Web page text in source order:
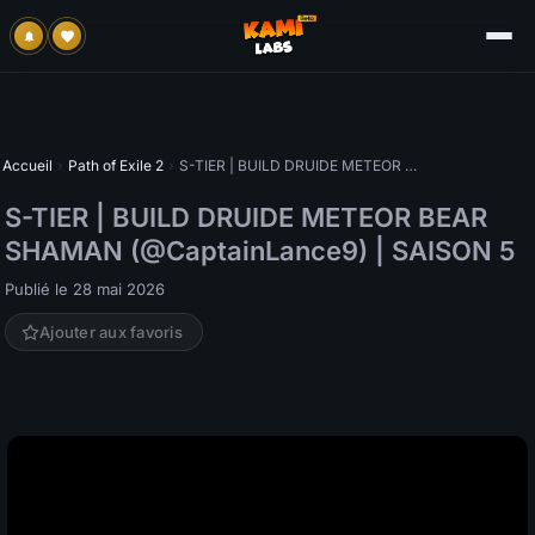
Accueil › Path of Exile 2 › S-TIER | BUILD DRUIDE METEOR BEAR SHAMAN (@CaptainLance9) | SAISON 5
S-TIER | BUILD DRUIDE METEOR BEAR
SHAMAN (@CaptainLance9) | SAISON 5
Publié le 28 mai 2026
Ajouter aux favoris